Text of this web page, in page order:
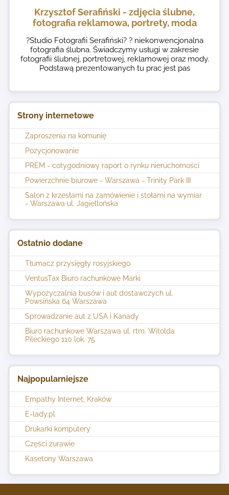
Strony internetowe
Zaproszenia na komunię
Pozycjonowanie
PREM - cotygodniowy raport o rynku nieruchomości
Powierzchnie biurowe - Warszawa - Trinity Park III
Salon z krzesłami na zamówienie i stołami na wymiar
- Warszawa ul. Jagiellońska
Ostatnio dodane
Tłumacz przysięgły rosyjskiego
VentusTax Biuro rachunkowe Marki
Wypożyczalnia busów i aut dostawczych ul.
Powsińska 64 Warszawa
Sprowadzanie aut z USA i Kanady
Biuro rachunkowe Warszawa ul. rtm. Witolda
Pileckiego 110 lok. 75
Najpopularniejsze
Empathy Internet, Kraków
E-lady.pl
Drukarki komputery
Części żurawie
Kasetony Warszawa
Krzysztof Serafiński - zdjęcia ślubne,
fotografia reklamowa, portrety, moda
?Studio Fotografii Serafiński? ? niekonwencjonalna
fotografia ślubna. Świadczymy usługi w zakresie
fotografii ślubnej, portretowej, reklamowej oraz mody.
Podstawą prezentowanych tu prac jest pas